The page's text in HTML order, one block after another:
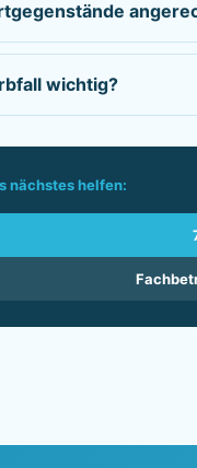
wichtig?
nächstes helfen: